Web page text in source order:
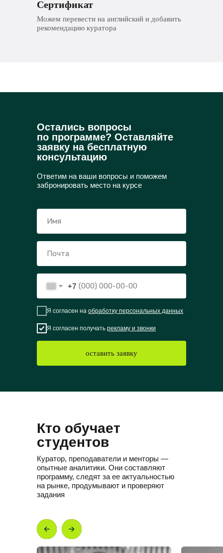
Сертификат
Можем перевести на английский и добавить
рекомендацию куратора
Остались вопросы
по программе? Оставляйте
заявку на бесплатную
консультацию
Ответим на ваши вопросы и поможем
забронировать место на курсе
+7
Я согласен на обработку персональных данных
Я согласен получать рекламу и звонки
оставить заявку
Кто обучает
студентов
Куратор, преподаватели и менторы —
опытные аналитики. Они составляют
программу, следят за ее актуальностью
на рынке, продумывают и проверяют
задания